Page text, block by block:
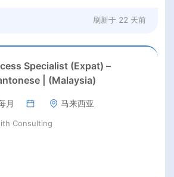
刷新于 22 天前
Specialist (Expat) –
| (Malaysia)
月 马来西亚
Consulting